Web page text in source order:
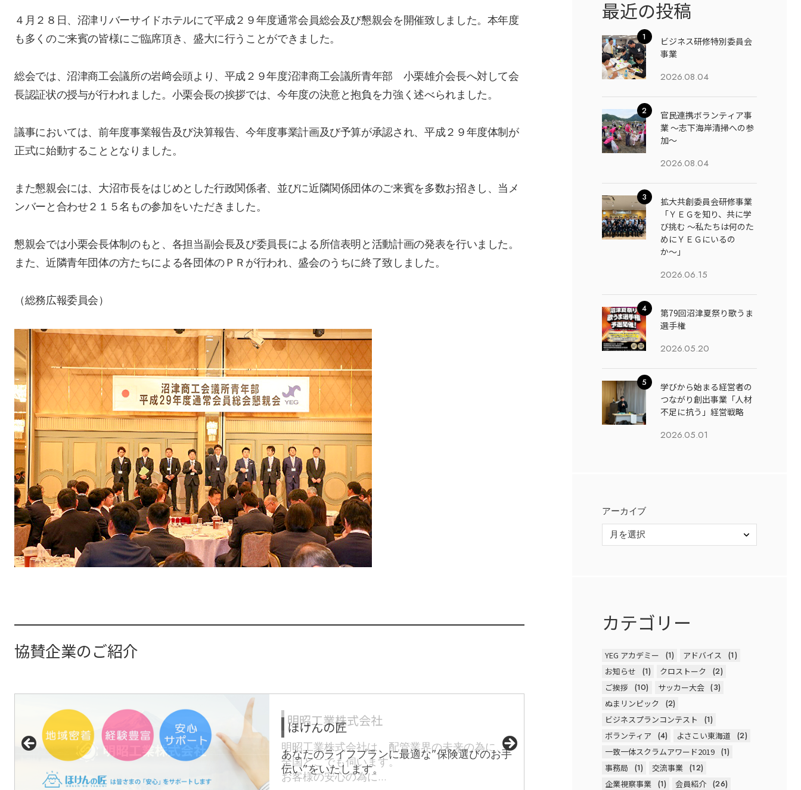
４月２８日、沼津リバーサイドホテルにて平成２９年度通常会員総会及び懇親会を開催致しました。本年度
も多くのご来賓の皆様にご臨席頂き、盛大に行うことができました。
総会では、沼津商工会議所の岩﨑会頭より、平成２９年度沼津商工会議所青年部 小栗雄介会長へ対して会
長認証状の授与が行われました。小栗会長の挨拶では、今年度の決意と抱負を力強く述べられました。
議事においては、前年度事業報告及び決算報告、今年度事業計画及び予算が承認され、平成２９年度体制が
正式に始動することとなりました。
また懇親会には、大沼市長をはじめとした行政関係者、並びに近隣関係団体のご来賓を多数お招きし、当メ
ンバーと合わせ２１５名もの参加をいただきました。
懇親会では小栗会長体制のもと、各担当副会長及び委員長による所信表明と活動計画の発表を行いました。
また、近隣青年団体の方たちによる各団体のＰＲが行われ、盛会のうちに終了致しました。
（総務広報委員会）
協賛企業のご紹介
イワサキ経営グループ
明昭工業株式会社
ほけんの匠
あなたのライフプランに最適な”保険選びのお手
伝い”をいたします。
大志建設
藤川商店
東部不動産開発
サリミトレーディング（株）
桃中軒
税理士法人トップ
エス.グループ
PCプロ ハビス
最近の投稿
ビジネス研修特別委員会
事業
2026.08.04
官民連携ボランティア事
業 ～志下海岸清掃への参
加～
2026.08.04
拡大共創委員会研修事業
「ＹＥＧを知り、共に学
び挑む 〜私たちは何のた
めにＹＥＧにいるの
か〜」
2026.06.15
第79回沼津夏祭り歌うま
選手権
2026.05.20
学びから始まる経営者の
つながり創出事業「人材
不足に抗う」経営戦略
2026.05.01
アーカイブ
カテゴリー
YEG アカデミー (1) アドバイス
(1)
お知らせ
(1) クロストーク
(2)
ご挨拶
(10) サッカー大会 (3)
ぬまリンピック
(2)
ビジネスプランコンテスト
(1)
ボランティア
(4) よさこい東海道
(2)
一致一体スクラムアワード2019 (1)
事務局
(1) 交流事業 (12)
企業視察事業 (1) 会員紹介 (26)